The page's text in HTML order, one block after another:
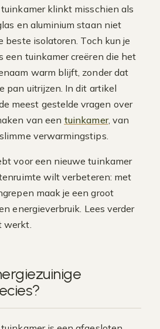
klinkt misschien als
en aluminium staan niet
beste isolatoren. Toch kun je
een tuinkamer creëren die het
warm blijft, zonder dat
pan uitrijzen. In dit artikel
meest gestelde vragen over
van een tuinkamer, van
verwarmingstips.
voor een nieuwe tuinkamer
wilt verbeteren: met
maak je een groot
energieverbruik. Lees verder
werkt.